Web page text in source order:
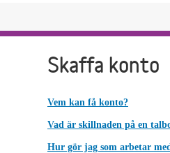
Skaffa konto
Vem kan få konto?
Vad är skillnaden på en
Hur gör jag som arbetar